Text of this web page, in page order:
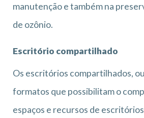
manutenção e também na
de ozônio.
Escritório compartilhado
Os escritórios compartilhados, ou
formatos que possibilitam o
espaços e recursos de